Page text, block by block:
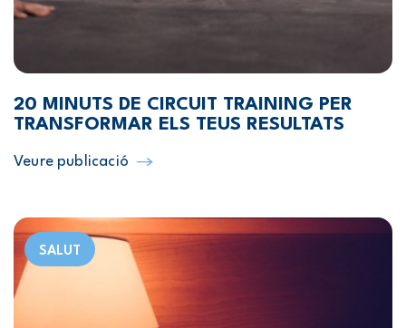
20 MINUTS DE CIRCUIT TRAINING PER
TRANSFORMAR ELS TEUS RESULTATS
Veure publicació
SALUT